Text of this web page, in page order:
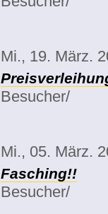
Mi., 19. März.
Besucher/
Mi., 05. März.
Fasching!!
Besucher/